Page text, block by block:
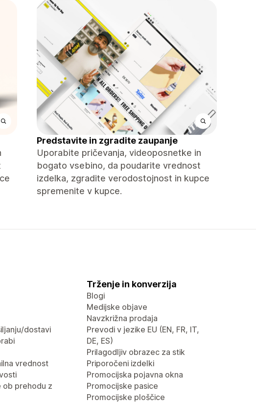
Predstavite in zgradite zaupanje
Uporabite pričevanja, videoposnetke in
bogato vsebino, da poudarite vrednost
izdelka, zgradite verodostojnost in kupce
spremenite v kupce.
dostavi
vrednost
ob prehodu z
Trženje in konverzija
Blogi
Medijske objave
Navzkrižna prodaja
Prevodi v jezike EU (EN, FR, IT,
DE, ES)
Prilagodljiv obrazec za stik
Priporočeni izdelki
Promocijska pojavna okna
Promocijske pasice
Promocijske ploščice